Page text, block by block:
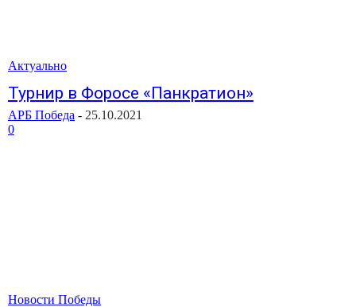
Актуально
Турнир в Форосе «Панкратион»
АРБ Победа - 25.10.2021
0
Новости Победы